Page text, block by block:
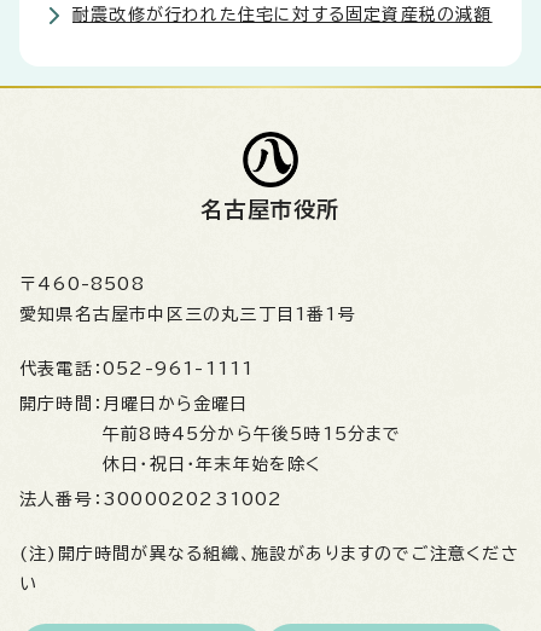
耐震改修が行われた住宅に対する固定資産税の減額
名古屋市役所
〒460-8508
愛知県名古屋市中区三の丸三丁目1番1号
代表電話： 052-961-1111
開庁時間： 月曜日から金曜日
午前8時45分から午後5時15分まで
休日・祝日・年末年始を除く
法人番号： 3000020231002
(注)開庁時間が異なる組織、施設がありますのでご注意くださ
い